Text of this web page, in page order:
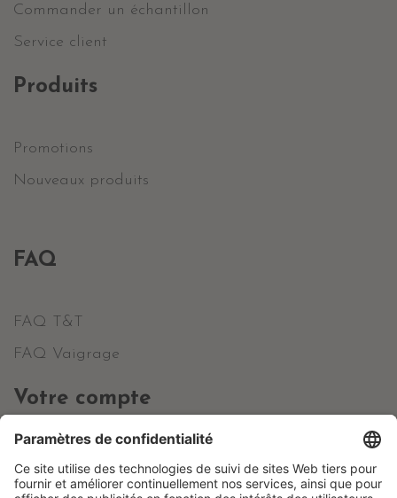
Commander un échantillon
Service client
Produits
Promotions
Nouveaux produits
FAQ
FAQ T&T
FAQ Vaigrage
Votre compte
Informations personnelles
Commandes